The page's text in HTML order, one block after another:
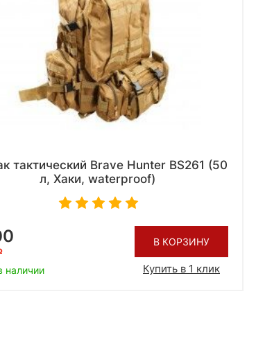
тактический Brave Hunter BS261 (50
л, Хаки, waterproof)
наличии
В КОРЗИНУ
Купить в 1 клик